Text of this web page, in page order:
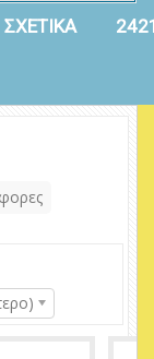
ΣΧΕΤΙΚΑ